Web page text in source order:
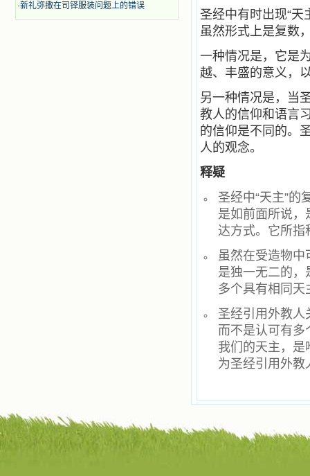
们的心灵洋溢了快乐；他们激发了我
内心神圣的热情，在我的心灵深处燃
恩宠，使我认识了十字架是生命的真
正之路。读圣女小德兰的传记时，我
又有别一种感受，我看到了一个与我
·新礼弥撒在司铎服装问题上的错误
圣经中有时出现“天
虽然形式上是复数
一种情况是，它是
越、丰盛的意义，
另一种情况是，当
教人的信仰和语言
的信仰是不同的。
人的观念。
释疑
圣经中“天主”的
是如前面所说，
达方式。它所指
虽然在受造物中
是独一无二的，
多个具有相同天
圣经引用外教人
而不是认可有多
我们的天主，是
为圣经引用外教